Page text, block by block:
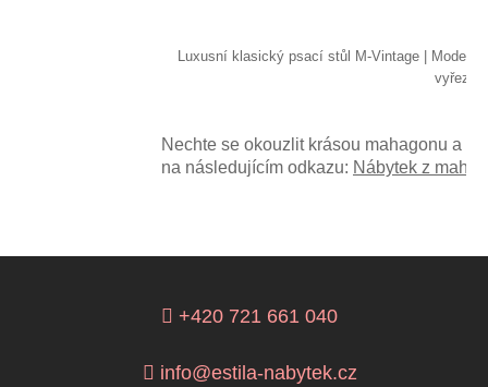
Luxusní klasický psací stůl M-Vintage|
Moderní
Nechte se okouzlit krásou mahagonu a
na následujícím odkazu: Nábytek z
+420 721 661 040
info@estila-nabytek.cz